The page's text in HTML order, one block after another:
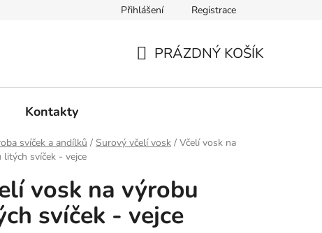
Přihlášení Registrace
PRÁZDNÝ KOŠÍK
Kontakty
svíček a andílků / Surový včelí vosk / Včelí vosk na
litých svíček - vejce
vosk na výrobu
svíček - vejce